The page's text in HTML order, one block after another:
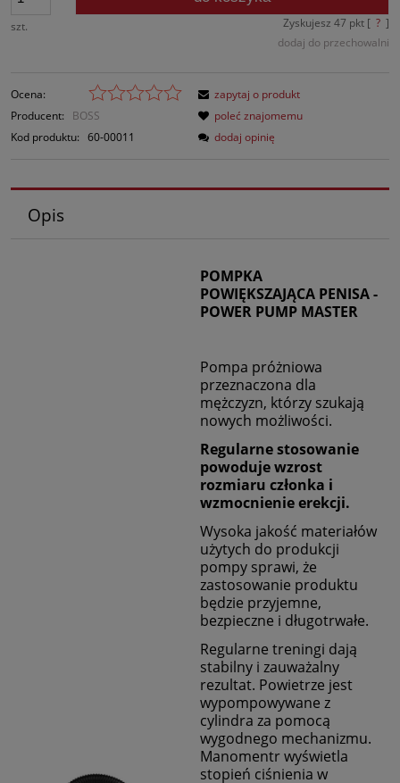
szt. Zyskujesz 47 pkt [ ? ]
dodaj do przechowalni
Ocena:
Producent:
BOSS
Kod produktu: 60-00011
zapytaj o produkt
poleć znajomemu
dodaj opinię
Opis
POMPKA
POWIĘKSZAJĄCA PENISA -
POWER PUMP MASTER
Pompa próżniowa
przeznaczona dla
mężczyzn, którzy szukają
nowych możliwości.
Regularne stosowanie
powoduje wzrost
rozmiaru członka i
wzmocnienie erekcji.
Wysoka jakość materiałów
użytych do produkcji
pompy sprawi, że
zastosowanie produktu
będzie przyjemne,
bezpieczne i długotrwałe.
Regularne treningi dają
stabilny i zauważalny
rezultat. Powietrze jest
wypompowywane z
cylindra za pomocą
wygodnego mechanizmu.
Manomentr wyświetla
stopień ciśnienia w